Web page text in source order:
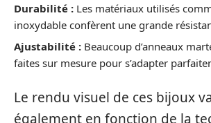
Durabilité : Les matériaux utilisés
inoxydable confèrent une grande
Ajustabilité : Beaucoup d’anneaux
faites sur mesure pour s’adapter
Le rendu visuel de ces bijoux
également en fonction de la